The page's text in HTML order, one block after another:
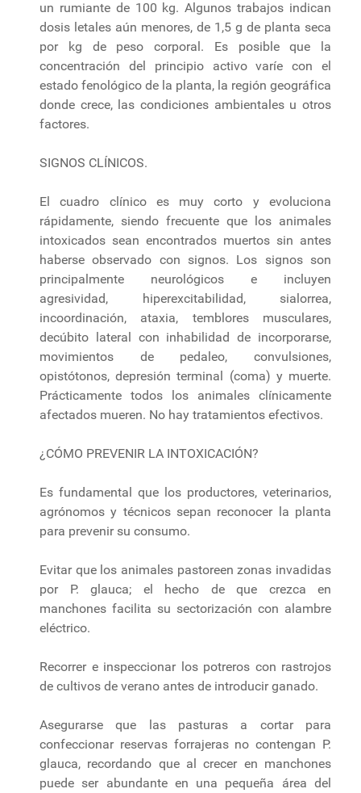
un rumiante de 100 kg. Algunos trabajos indican
dosis letales aún menores, de 1,5 g de planta seca
por kg de peso corporal. Es posible que la
concentración del principio activo varíe con el
estado fenológico de la planta, la región geográfica
donde crece, las condiciones ambientales u otros
factores.
SIGNOS CLÍNICOS.
El cuadro clínico es muy corto y evoluciona
rápidamente, siendo frecuente que los animales
intoxicados sean encontrados muertos sin antes
haberse observado con signos. Los signos son
principalmente neurológicos e incluyen
agresividad, hiperexcitabilidad, sialorrea,
incoordinación, ataxia, temblores musculares,
decúbito lateral con inhabilidad de incorporarse,
movimientos de pedaleo, convulsiones,
opistótonos, depresión terminal (coma) y muerte.
Prácticamente todos los animales clínicamente
afectados mueren. No hay tratamientos efectivos.
¿CÓMO PREVENIR LA INTOXICACIÓN?
Es fundamental que los productores, veterinarios,
agrónomos y técnicos sepan reconocer la planta
para prevenir su consumo.
Evitar que los animales pastoreen zonas invadidas
por P. glauca; el hecho de que crezca en
manchones facilita su sectorización con alambre
eléctrico.
Recorrer e inspeccionar los potreros con rastrojos
de cultivos de verano antes de introducir ganado.
Asegurarse que las pasturas a cortar para
confeccionar reservas forrajeras no contengan P.
glauca, recordando que al crecer en manchones
puede ser abundante en una pequeña área del